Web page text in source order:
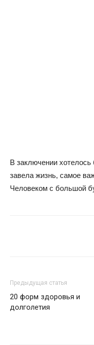
В заключении
завела жизнь, самое
Человеком с большой
Предыдущая статья
20 форм здоровья и
долголетия